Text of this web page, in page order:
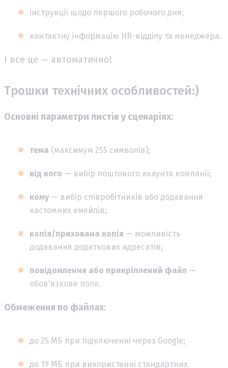
інструкції щодо першого робочого дня;
контактну інформацію HR-відділу та менеджера.
І все це — автоматично!
Трошки технічних особливостей:)
Основні параметри листів у сценаріях:
тема (максимум 255 символів);
від кого — вибір поштового акаунта компанії;
кому — вибір співробітників або додавання
кастомних емейлів;
копія/прихована копія — можливість
додавання додаткових адресатів;
повідомлення або прикріплений файл —
обов'язкове поле.
Обмеження по файлах:
до 25 МБ при підключенні через Google;
до 19 МБ при використанні стандартних